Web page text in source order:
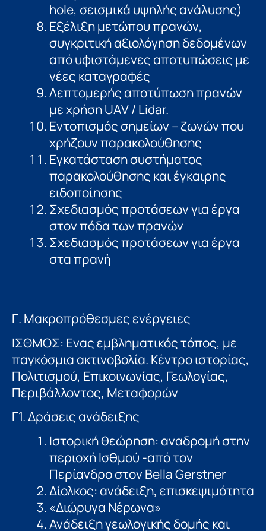
hole, σεισμικά υψηλής ανάλυσης)
Εξέλιξη μετώπου πρανών,
συγκριτική αξιολόγηση δεδοµένων
από υφιστάμενες αποτυπώσεις µε
νέες καταγραφές
Λεπτομερής αποτύπωση πρανών
µε χρήση UΑV / Lidar.
Εντοπισμός σημείων – ζωνών που
χρήζουν παρακολούθησης
Εγκατάσταση συστήµατος
παρακολούθησης και έγκαιρης
ειδοποίησης
Σχεδιασμός προτάσεων για έργα
στον πόδα των πρανών
Σχεδιασμός προτάσεων για έργα
στα πρανἠ
Γ. Μακροπρόθεσµες ενέργειες
ΙΣΘΜΟΣ: Ενας εµβληµατικός τόπος, µε
παγκόσμια ακτινοβολία. Κέντρο ιστορίας,
Πολιτισμού, Επικοινωνίας, Γεωλογίας,
Περιβάλλοντος, Μεταφορών
Γ1. Δράσεις ανάδειξης
Ιστορική θεώρηση: αναδροµή στην
περιοχή Ισθμού -από τον
Περίανδρο στον Bella Gerstner
Δίολκος: ανάδειξη, επισκεψιμότητα
«Διώρυγα Νέρωνα»
Ανάδειξη γεωλογικής δοµής και